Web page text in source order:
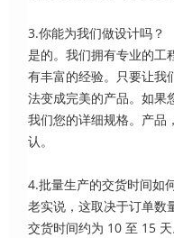
3.你能为我们做设计吗？
是的。我们拥有专业的工
有丰富的经验。只要让我
法变成完美的产品。如果
我们您的详细规格。产品
认。
4.批量生产的交货时间如
老实说，这取决于订单数
交货时间约为 10 至 15